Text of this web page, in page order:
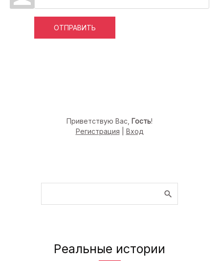
ОТПРАВИТЬ
Приветствую Вас Гость!
Регистрация
Вход
Реальные истории